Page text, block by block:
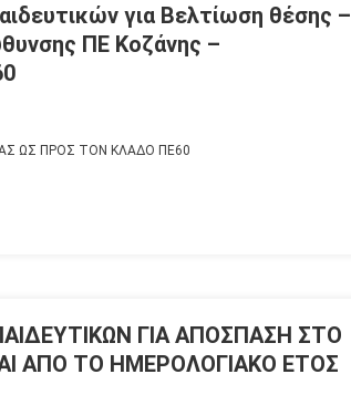
για Βελτίωση θέσης –
ΠΕ Κοζάνης –
ΩΣ ΠΡΟΣ ΤΟΝ ΚΛΑΔΟ ΠΕ60
ΓΙΑ ΑΠΟΣΠΑΣΗ ΣΤΟ
ΑΠΟ ΤΟ ΗΜΕΡΟΛΟΓΙΑΚΟ ΕΤΟΣ